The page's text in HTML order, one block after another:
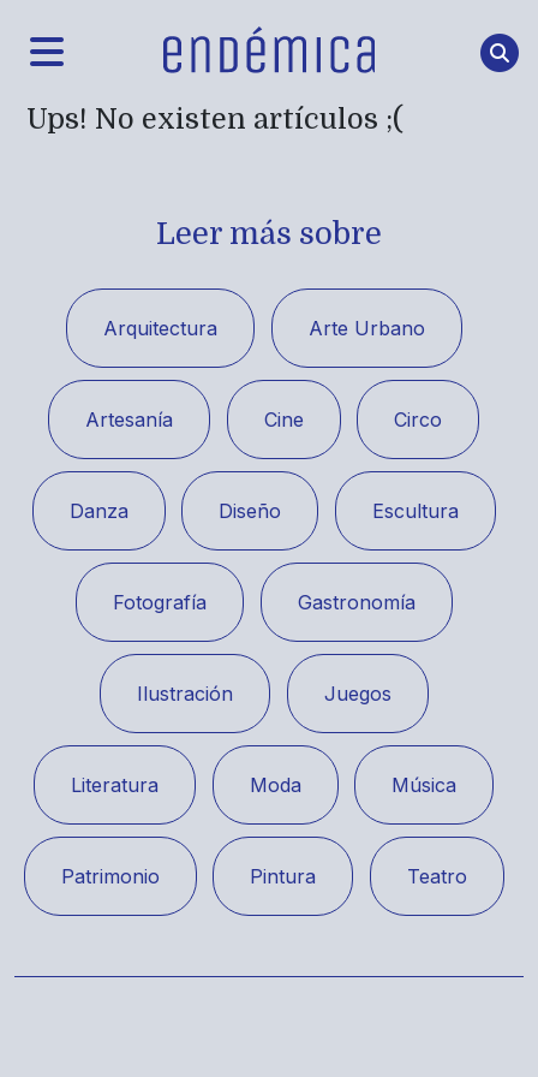
Ups! No existen artículos ;(
Leer más sobre
Arquitectura Arte Urbano
Artesanía Cine Circo
Danza Diseño Escultura
Fotografía Gastronomía
Ilustración Juegos
Literatura Moda Música
Patrimonio Pintura Teatro